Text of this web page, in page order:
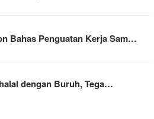
Bahas Penguatan Kerja Sam…
dengan Buruh, Tega…